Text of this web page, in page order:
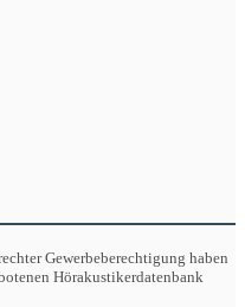
Gewerbeberechtigung haben
Hörakustikerdatenbank